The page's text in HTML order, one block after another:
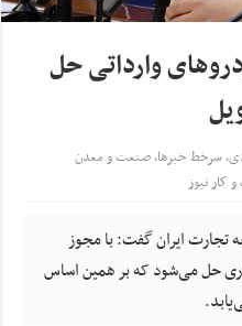
وارداتی حل
,سرخط خبرها,صنعت و معدن
نیوز
تجارت ایران گفت: با مجوز
حل می‌شود که بر همین اساس